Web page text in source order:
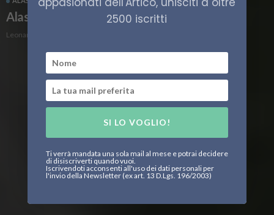
Alaska: l’unità dei nativi a rischio
Leonardo Parigi
2500 iscritti
SI LO VOGLIO!
Ti verrà mandata una sola mail al mese e potrai decidere
di disiscriverti quando vuoi.
Iscrivendoti acconsenti all'uso dei dati personali per
l'invio della Newsletter (ex art. 13 D.Lgs. 196/2003)